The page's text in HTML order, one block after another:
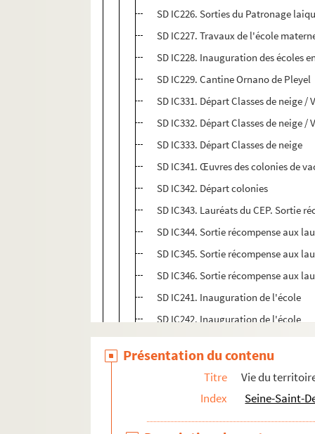
SD IC226. Sorties du Patronage
SD IC227. Travaux de l'école
SD IC228. Inauguration des écoles
SD IC229. Cantine Ornano de Pleyel
SD IC331. Départ Classes de neige
SD IC332. Départ Classes de neige
SD IC333. Départ Classes de neige
SD IC341. Œuvres des colonies de
SD IC342. Départ colonies
SD IC343. Lauréats du CEP. Sortie
SD IC344. Sortie récompense aux
SD IC345. Sortie récompense aux
SD IC346. Sortie récompense aux
SD IC241. Inauguration de l'école
SD IC242. Inauguration de l'école
SD IC243. Inauguration de l'école
SD IC244. Inauguration de l'école
SD IC245. Inauguration de l'école
SD IC246. Inauguration de l'école
Présentation du contenu
Titre
Vie du
Index
Seine-Saint-